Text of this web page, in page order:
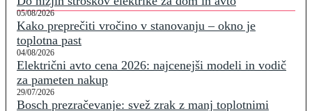
05/08/2026
Kako preprečiti vročino v stanovanju – okno je
toplotna past
04/08/2026
Električni avto cena 2026: najcenejši modeli in vodič
za pameten nakup
29/07/2026
Bosch prezračevanje: svež zrak z manj toplotnimi